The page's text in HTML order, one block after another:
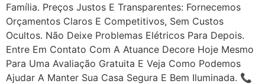
Família. Preços Justos E Transparentes: Fornecemos
Orçamentos Claros E Competitivos, Sem Custos
Ocultos. Não Deixe Problemas Elétricos Para Depois.
Entre Em Contato Com A Atuance Decore Hoje Mesmo
Para Uma Avaliação Gratuita E Veja Como Podemos
Ajudar A Manter Sua Casa Segura E Bem Iluminada. 📞